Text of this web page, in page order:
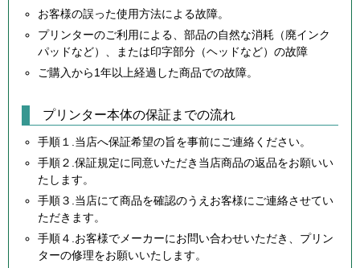
お客様の誤った使用方法による故障。
プリンターのご利用による、部品の自然な消耗（廃インク
パッドなど）、または印字部分（ヘッドなど）の故障
ご購入から1年以上経過した商品での故障。
プリンター本体の保証までの流れ
手順１.当店へ保証希望の旨を事前にご連絡ください。
手順２.保証規定に同意いただき当店商品の返品をお願いい
たします。
手順３.当店にて商品を確認のうえお客様にご連絡させてい
ただきます。
手順４.お客様でメーカーにお問い合わせいただき、プリン
ターの修理をお願いいたします。